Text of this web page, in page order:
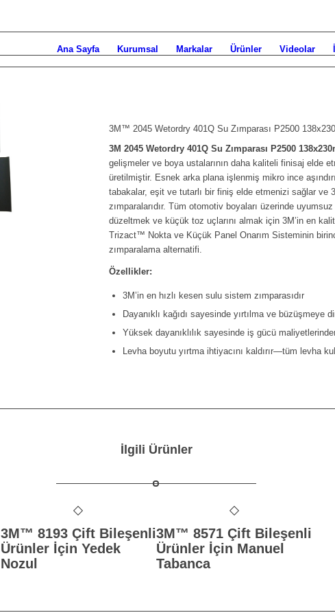
Ana Sayfa Kurumsal Markalar Ürünler Videolar
3M™ 2045 Wetordry 401Q Su Zımparası P2500
3M 2045 Wetordry 401Q Su Zımparası P2500
gelişmeler ve boya ustalarının daha kaliteli finisaj elde
üretilmiştir. Esnek arka plana işlenmiş mikro ince
tabakalar, eşit ve tutarlı bir finiş elde etmenizi sağlar ve
zımparalarıdır. Tüm otomotiv boyaları üzerinde
düzeltmek ve küçük toz uçlarını almak için 3M’in en
Trizact™ Nokta ve Küçük Panel Onarım Sisteminin
zımparalama alternatifi.
Özellikler:
3M’in en hızlı kesen sulu sistem zımparasıdır
Dayanıklı kağıdı sayesinde yırtılma ve büzüşmeye
Yüksek dayanıklılık sayesinde iş gücü
Levha boyutu yırtma ihtiyacını kaldırır—tüm levha
İlgili Ürünler
3M™ 8193 Çift Bileşenli
Ürünler İçin Yedek
Nozul
3M™ 8571 Çift Bileşenli
Ürünler İçin Manuel
Tabanca